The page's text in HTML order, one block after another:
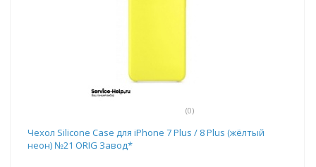
(0)
Чехол Silicone Case для iPhone 7 Plus / 8 Plus (жёлтый
неон) №21 ORIG Завод*